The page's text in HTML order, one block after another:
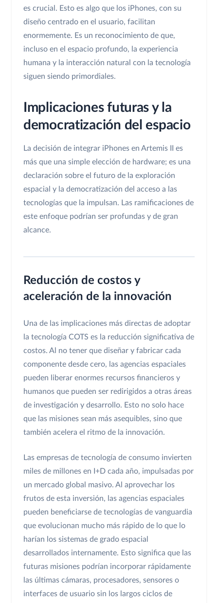
es crucial. Esto es algo que los iPhones, con su
diseño centrado en el usuario, facilitan
enormemente. Es un reconocimiento de que,
incluso en el espacio profundo, la experiencia
humana y la interacción natural con la tecnología
siguen siendo primordiales.
Implicaciones futuras y la
democratización del espacio
La decisión de integrar iPhones en Artemis II es
más que una simple elección de hardware; es una
declaración sobre el futuro de la exploración
espacial y la democratización del acceso a las
tecnologías que la impulsan. Las ramificaciones de
este enfoque podrían ser profundas y de gran
alcance.
Reducción de costos y
aceleración de la innovación
Una de las implicaciones más directas de adoptar
la tecnología COTS es la reducción significativa de
costos. Al no tener que diseñar y fabricar cada
componente desde cero, las agencias espaciales
pueden liberar enormes recursos financieros y
humanos que pueden ser redirigidos a otras áreas
de investigación y desarrollo. Esto no solo hace
que las misiones sean más asequibles, sino que
también acelera el ritmo de la innovación.
Las empresas de tecnología de consumo invierten
miles de millones en I+D cada año, impulsadas por
un mercado global masivo. Al aprovechar los
frutos de esta inversión, las agencias espaciales
pueden beneficiarse de tecnologías de vanguardia
que evolucionan mucho más rápido de lo que lo
harían los sistemas de grado espacial
desarrollados internamente. Esto significa que las
futuras misiones podrían incorporar rápidamente
las últimas cámaras, procesadores, sensores o
interfaces de usuario sin los largos ciclos de